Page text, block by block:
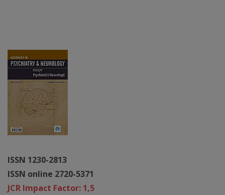
ISSN 1230-2813
ISSN online 2720-5371
JCR Impact Factor: 1,5